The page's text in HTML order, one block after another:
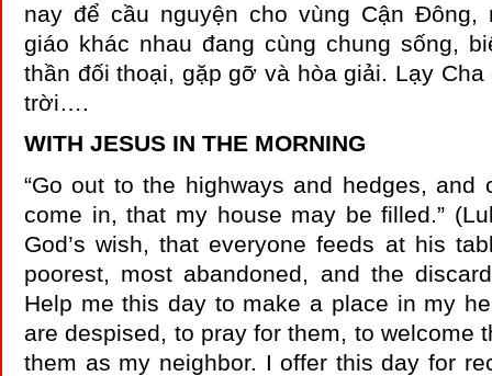
nay để cầu nguyện cho vùng Cận Đông,
giáo khác nhau đang cùng chung sống,
thần đối thoại, gặp gỡ và hòa giải. Lạy
trời….
WITH JESUS IN THE MORNING
“Go out to the highways and hedges, and
come in, that my house may be filled.”
God’s wish, that everyone feeds at his
poorest, most abandoned, and the
Help me this day to make a place in my
are despised, to pray for them, to welcome
them as my neighbor. I offer this day for